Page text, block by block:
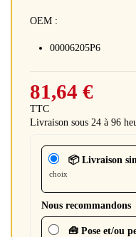
OEM :
00006205P6
81,64 €
TTC
Livraison sous 24 à 96
📦 Livraison
choix
Nous recommandons
🧰 Pose et/ou